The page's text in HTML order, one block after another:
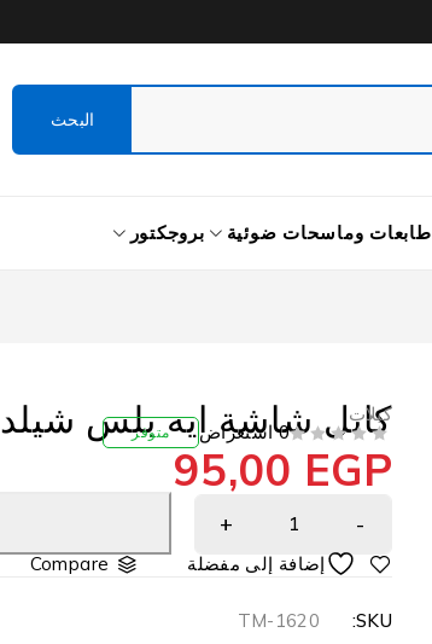
طابعات وماسحات ضوئية بروجكتور
كبلات
كابل شاشة ايه بلس شيلد 3 متر HDMI
0 استعراض متوفر
95,00 EGP
Compare
SKU:
TM-1620